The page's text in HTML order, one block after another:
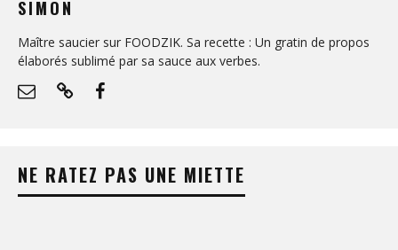
SIMON
Maître saucier sur FOODZIK. Sa recette : Un gratin de propos
élaborés sublimé par sa sauce aux verbes.
NE RATEZ PAS UNE MIETTE